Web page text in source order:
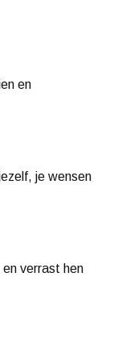
en
je wensen
verrast hen